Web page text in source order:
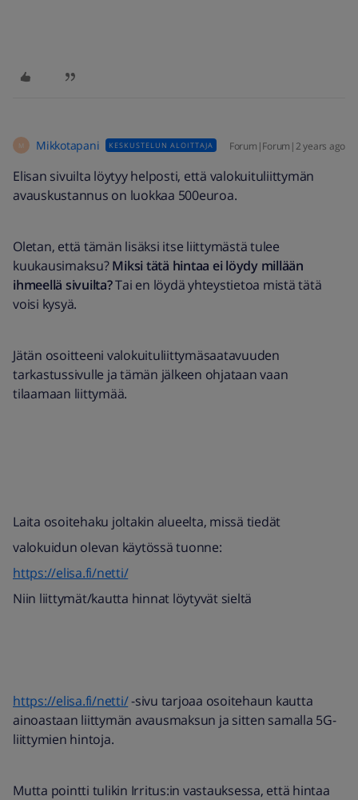
M Mikkotapani KESKUSTELUN ALOITTAJA Forum|Forum|2 years ago
Elisan sivuilta löytyy helposti, että valokuituliittymän
avauskustannus on luokkaa 500euroa.
Oletan, että tämän lisäksi itse liittymästä tulee
kuukausimaksu?Miksi tätä hintaa ei löydy millään
ihmeellä sivuilta?Tai en löydä yhteystietoa mistä tätä
voisi kysyä.
Jätän osoitteeni valokuituliittymäsaatavuuden
tarkastussivulle ja tämän jälkeen ohjataan vaan
tilaamaan liittymää.
Laita osoitehaku joltakin alueelta, missä tiedät
valokuidun olevan käytössä tuonne:
https://elisa.fi/netti/
Niin liittymät/kautta hinnat löytyvät sieltä
https://elisa.fi/netti/-sivu tarjoaa osoitehaun kautta
ainoastaan liittymän avausmaksun ja sitten samalla 5G-
liittymien hintoja.
Mutta pointti tulikin Irritus:in vastauksessa, että hintaa